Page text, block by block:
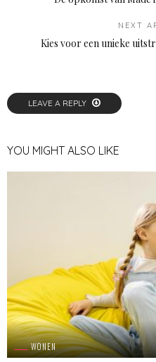
NEXT
Kies voor een unieke
LEAVE A REPLY
YOU MIGHT ALSO LIKE
WONEN